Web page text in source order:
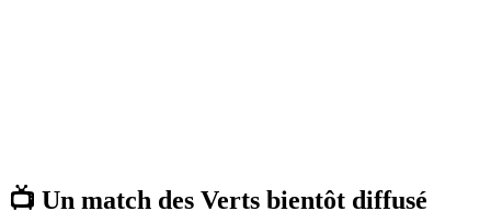
📺 Un match des Verts bientôt diffusé